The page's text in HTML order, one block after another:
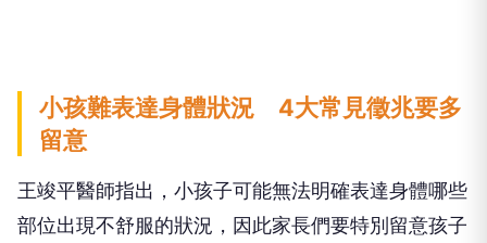
小孩難表達身體狀況 4大常見徵兆要多
留意
王竣平醫師指出，小孩子可能無法明確表達身體哪些
部位出現不舒服的狀況，因此家長們要特別留意孩子